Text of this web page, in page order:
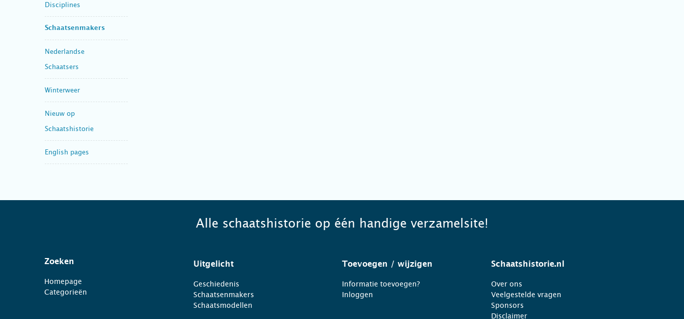
Disciplines
Schaatsenmakers
Nederlandse
Schaatsers
Winterweer
Nieuw op
Schaatshistorie
English pages
Alle schaatshistorie op één handige verzamelsite!
Zoeken
Homepage
Categorieën
Uitgelicht
Geschiedenis
Schaatsenmakers
Schaatsmodellen
Toevoegen / wijzigen
Informatie toevoegen?
Inloggen
Schaatshistorie.nl
Over ons
Veelgestelde vragen
Sponsors
Disclaimer